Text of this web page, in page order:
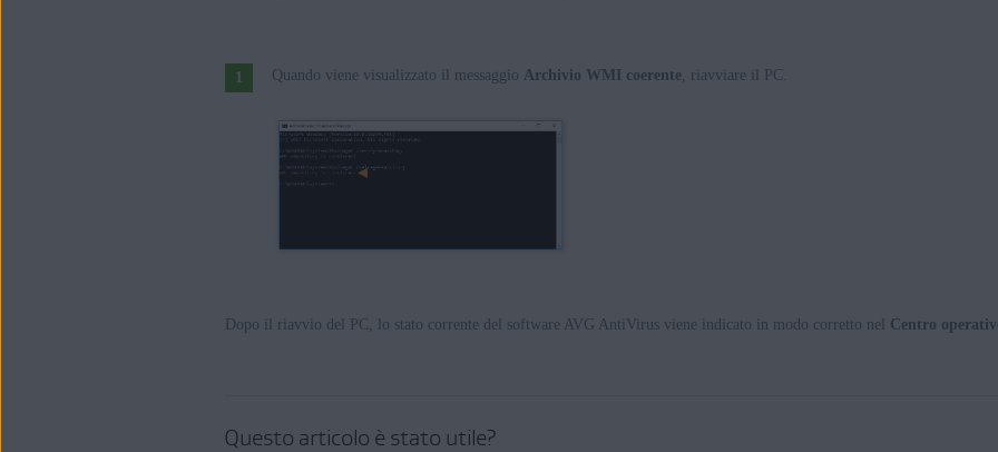
Quando viene visualizzato il messaggio Archivio WMI coerente, riavviare il PC.
Dopo il riavvio del PC, lo stato corrente del software AVG AntiVirus viene indicato in modo corretto nel Centro
Questo articolo è stato utile?